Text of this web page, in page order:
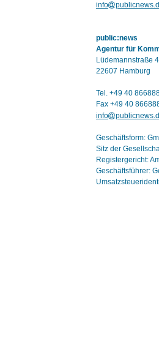
info
public:news
Agentur für
Lüdemannstraße 4
22607 Hamburg
Tel. +49 40
Fax +49 40
info
Geschäftsform:
Sitz der
Registergericht:
Geschäftsführer: